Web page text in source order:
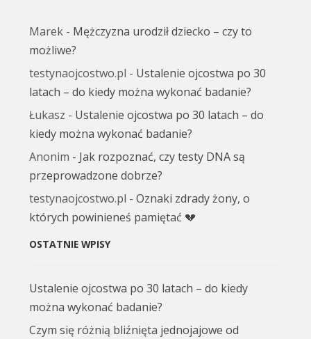
Marek - Mężczyzna urodził dziecko – czy to
możliwe?
testynaojcostwo.pl - Ustalenie ojcostwa po 30
latach – do kiedy można wykonać badanie?
Łukasz - Ustalenie ojcostwa po 30 latach – do
kiedy można wykonać badanie?
Anonim - Jak rozpoznać, czy testy DNA są
przeprowadzone dobrze?
testynaojcostwo.pl -Oznaki zdrady żony, o
których powinieneś pamiętać 💔
OSTATNIE WPISY
Ustalenie ojcostwa po 30 latach – do kiedy
można wykonać badanie?
Czym się różnią bliźnięta jednojajowe od